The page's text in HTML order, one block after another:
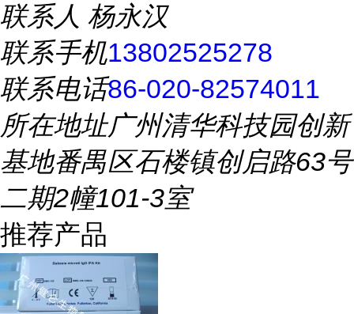
联系人 杨永汉
联系手机13802525278
联系电话86-020-82574011
所在地址广州清华科技园创新
基地番禺区石楼镇创启路63号
二期2幢101-3室
推荐产品